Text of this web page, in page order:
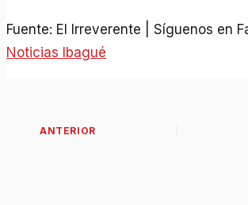
Fuente: El Irreverente | Síguenos en
Noticias Ibagué